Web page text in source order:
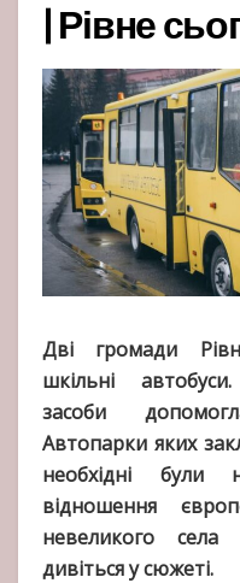
| Рівне
Дві громади
шкільні
засоби
Автопарки яких
необхідні
відношення
невеликого села
дивіться у сюжеті.